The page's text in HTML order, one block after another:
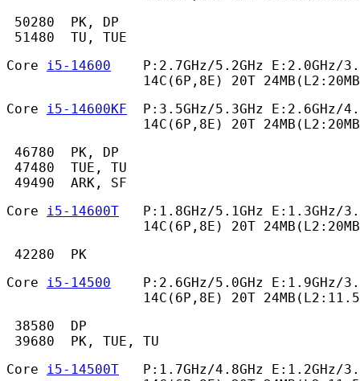
50280  PK, DP
51480  TU, TUE
Core i5-14600
P:2.7GHz/5.2GHz E:2.0GHz/
14C(6P,8E) 20T
Core i5-14600KF
P:3.5GHz/5.3GHz E:2.6GHz/
14C(6P,8E) 20T
46780  PK, DP
47480  TUE, TU
49490  ARK, SF
Core i5-14600T
P:1.8GHz/5.1GHz E:1.3GHz/
14C(6P,8E) 20T
42280  PK
Core i5-14500
P:2.6GHz/5.0GHz E:1.9GHz/
14C(6P,8E) 20T
38580  DP
39680  PK, TUE, TU
Core i5-14500T
P:1.7GHz/4.8GHz E:1.2GHz/